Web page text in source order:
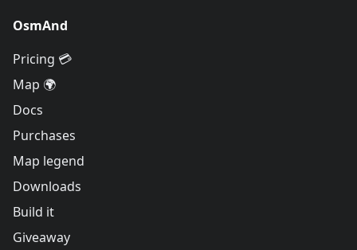
OsmAnd
Pricing 💳
Map 🌍
Docs
Purchases
Map legend
Downloads
Build it
Giveaway